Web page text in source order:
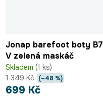
Jonap barefoot boty B7
V zelená maskáč
Skladem (1 ks)
699 Kč
1 349 Kč (–48 %)